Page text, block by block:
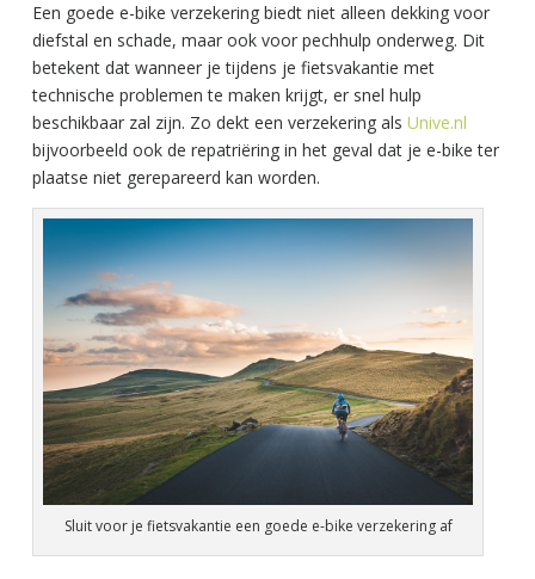
Een goede e-bike verzekering biedt niet alleen dekking voor
diefstal en schade, maar ook voor pechhulp onderweg. Dit
betekent dat wanneer je tijdens je fietsvakantie met
technische problemen te maken krijgt, er snel hulp
beschikbaar zal zijn. Zo dekt een verzekering als Unive.nl
bijvoorbeeld ook de repatriëring in het geval dat je e-bike ter
plaatse niet gerepareerd kan worden.
Sluit voor je fietsvakantie een goede e-bike verzekering af